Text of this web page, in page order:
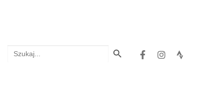
Search
for:
Search Button